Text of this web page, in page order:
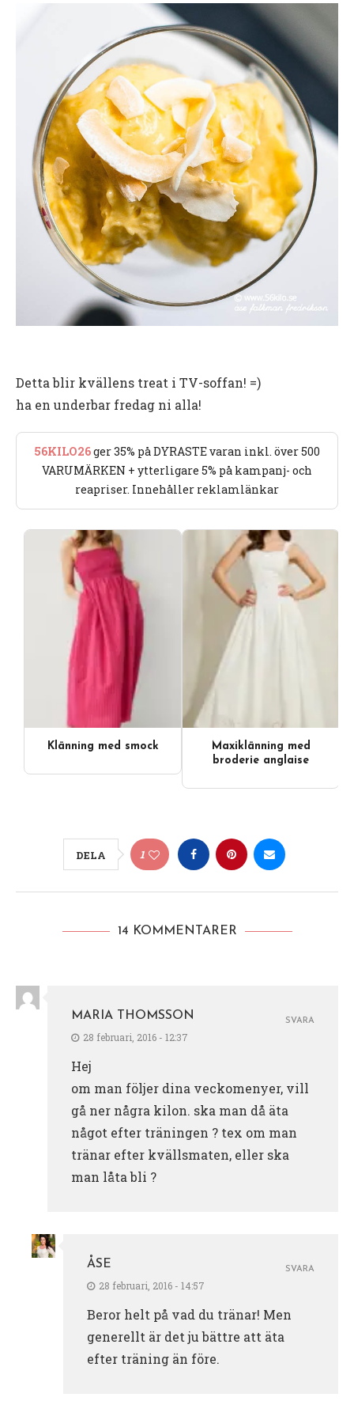
Detta blir kvällens treat i TV-soffan! =)
ha en underbar fredag ni alla!
56KILO26ger 35% på DYRASTE varan inkl. över 500
VARUMÄRKEN + ytterligare 5% på kampanj- och
reapriser. Innehåller reklamlänkar
Klänning med smock
Maxiklänning med
broderie anglaise
DELA 1
14 KOMMENTARER
MARIA THOMSSON
28 februari, 2016 - 12:37
Hej
om man följer dina veckomenyer, vill
gå ner några kilon. ska man då äta
något efter träningen ? tex om man
tränar efter kvällsmaten, eller ska
man låta bli ?
SVARA
ÅSE
28 februari, 2016 - 14:57
Beror helt på vad du tränar! Men
generellt är det ju bättre att äta
efter träning än före.
SVARA